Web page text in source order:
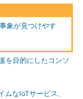
象が見つけやす
を目的にしたコンソ
ムなIoTサービス、